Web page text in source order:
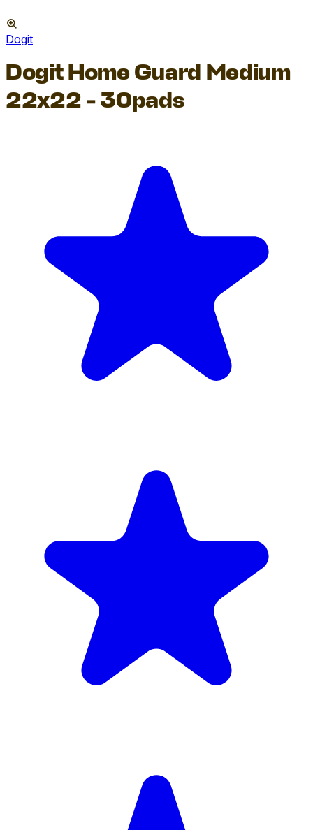
Dogit
Dogit Home Guard Medium
22x22 - 30pads